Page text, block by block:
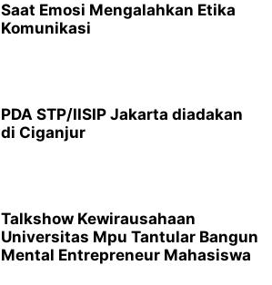
Saat Emosi Mengalahkan Etika
Komunikasi
PDA STP/IISIP Jakarta diadakan
di Ciganjur
Talkshow Kewirausahaan
Universitas Mpu Tantular Bangun
Mental Entrepreneur Mahasiswa